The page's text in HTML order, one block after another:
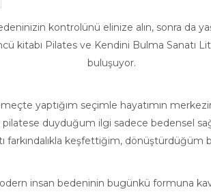
kontrolünü elinize alın, sonra da
kitabı Pilates ve Kendini Bulma Sanatı
buluşuyor.
yaptığım seçimle hayatımın
duyduğum ilgi sadece bedensel
farkındalıkla keşfettiğim, dönüştürdüğüm
insan bedeninin bugünkü formuna